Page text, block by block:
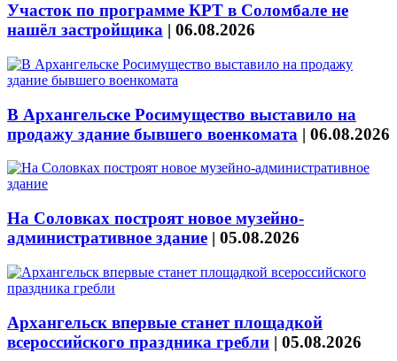
Участок по программе КРТ в Соломбале не
нашёл застройщика | 06.08.2026
В Архангельске Росимущество выставило на
продажу здание бывшего военкомата | 06.08.2026
На Соловках построят новое музейно-
административное здание | 05.08.2026
Архангельск впервые станет площадкой
всероссийского праздника гребли | 05.08.2026